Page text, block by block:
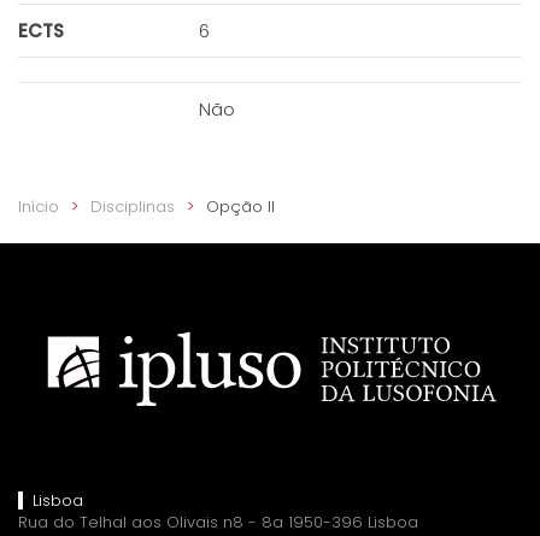
ECTS 6
Não
Início Disciplinas Opção II
Lisboa
Rua do Telhal aos Olivais n8 - 8a 1950-396 Lisboa